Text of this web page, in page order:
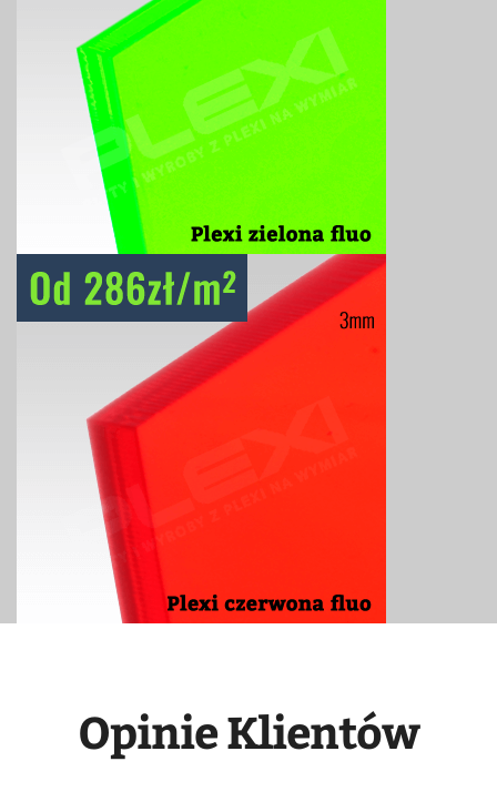
Opinie Klientów